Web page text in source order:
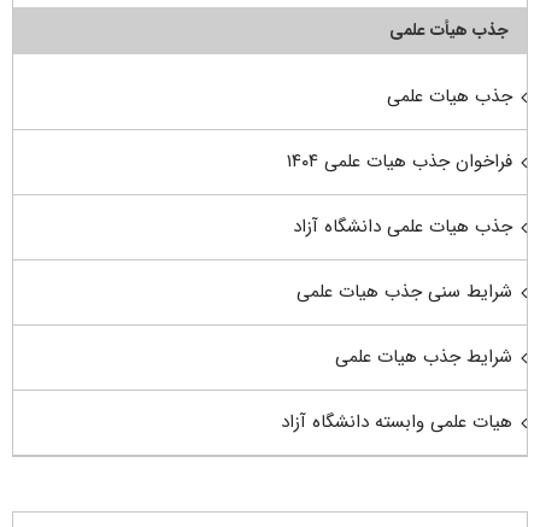
جذب هیأت علمی
جذب هیات علمی
فراخوان جذب هیات علمی ۱۴۰۴
جذب هیات علمی دانشگاه آزاد
شرایط سنی جذب هیات علمی
شرایط جذب هیات علمی
هیات علمی وابسته دانشگاه آزاد